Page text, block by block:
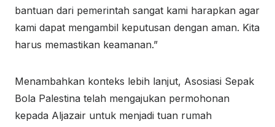
bantuan dari pemerintah sangat kami harapkan agar
kami dapat mengambil keputusan dengan aman. Kita
harus memastikan keamanan.”
Menambahkan konteks lebih lanjut, Asosiasi Sepak
Bola Palestina telah mengajukan permohonan
kepada Aljazair untuk menjadi tuan rumah